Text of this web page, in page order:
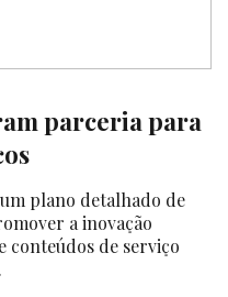
parceria para
plano detalhado de
a inovação
conteúdos de serviço